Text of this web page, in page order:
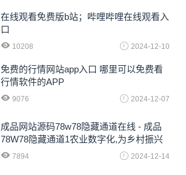
在线观看免费版b站；哔哩哔哩在线观看入
口
10208 2024-12-10
免费的行情网站app入口 哪里可以免费看
行情软件的APP
9076 2024-12-07
成品网站源码78w78隐藏通道在线 - 成品
78W78隐藏通道1农业数字化,为乡村振兴
注入新动力
7894 2024-12-14